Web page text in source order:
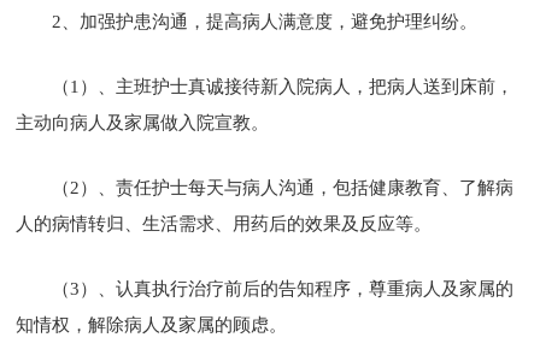
2、加强护患沟通，提高病人满意度，避免护理纠纷。
（1）、主班护士真诚接待新入院病人，把病人送到床前，
主动向病人及家属做入院宣教。
（2）、责任护士每天与病人沟通，包括健康教育、了解病
人的病情转归、生活需求、用药后的效果及反应等。
（3）、认真执行治疗前后的告知程序，尊重病人及家属的
知情权，解除病人及家属的顾虑。